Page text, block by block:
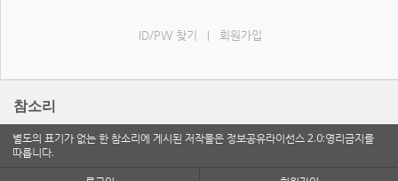
ID/PW 찾기 회원가입
참소리
별도의 표기가 없는 한 참소리에 게시된 저작물은 정보공유라이선스 2.0:영리금지를
따릅니다.